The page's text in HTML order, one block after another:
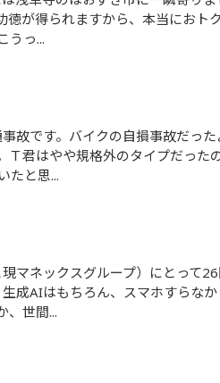
が得られますから、本当におト
うっ...
Ｔ君はやや規格外のタイプだった
たと思...
成AIはもちろん、スマホすらな
、世間...